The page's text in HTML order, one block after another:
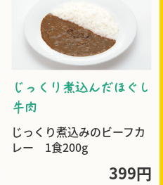
じっくり煮込みのビーフカ
レー 1食200g
じっくり煮込んだほぐし
牛肉
399円